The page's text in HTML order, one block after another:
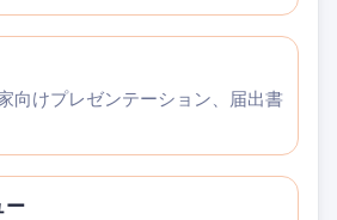
向けプレゼンテーション、届出書
ー